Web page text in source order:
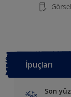
İpuçları
Son